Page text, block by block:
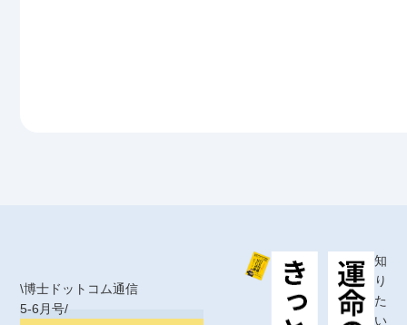
知
り
た
い
\博士ドットコム通信
5-6月号/